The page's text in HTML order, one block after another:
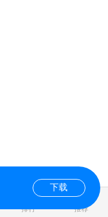
排行 推荐
下载
0.072066s